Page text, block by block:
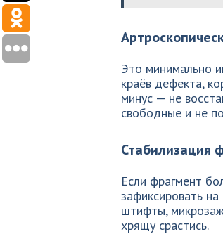
Это минимально
краёв дефекта,
минус — не
свободные и не
Стабилизация
Если фрагмент
зафиксировать
штифты,
хрящу срастись.